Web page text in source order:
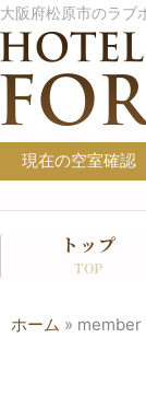
内
容
を
キ
ッ
大阪府松原市のラブ
現在の空室確認
トップ
TOP
ホーム » member